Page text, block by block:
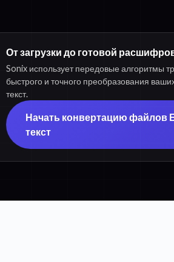
От загрузки до готовой
Sonix использует передовые алгоритмы
быстрого и точного преобразования
текст.
Начать конвертацию файлов
текст